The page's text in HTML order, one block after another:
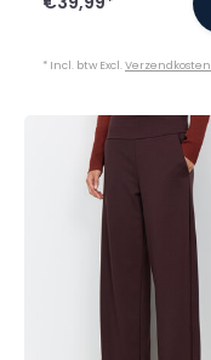
* Incl. btw Excl. Verzendkosten